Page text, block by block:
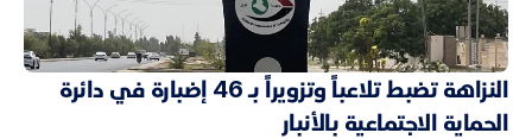
النزاهة تضبط تلاعباً وتزويراً بـ 46 إضبارة في دائرة
الحماية الاجتماعية بالأنبار